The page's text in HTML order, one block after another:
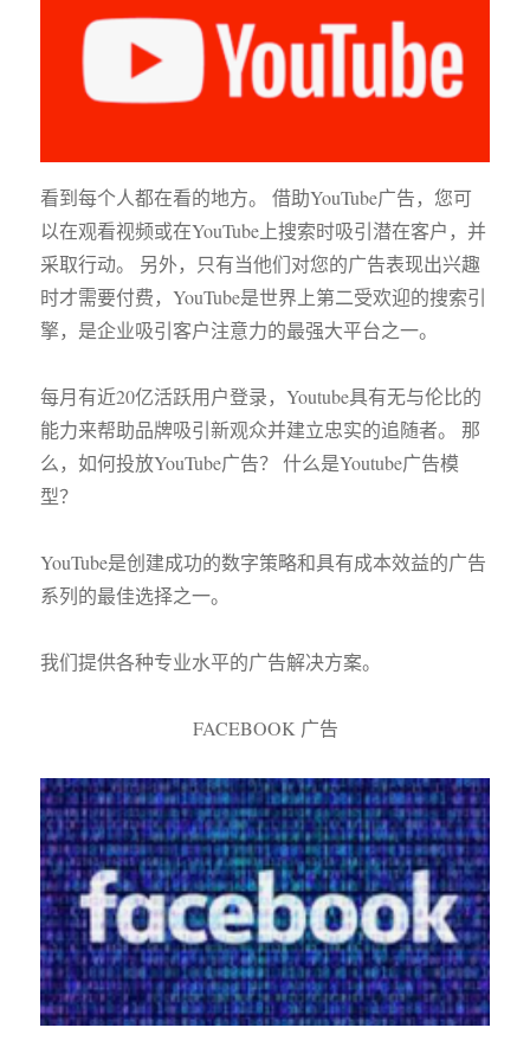
看到每个人都在看的地方。 借助YouTube广告，您可
以在观看视频或在YouTube上搜索时吸引潜在客户，并
采取行动。 另外，只有当他们对您的广告表现出兴趣
时才需要付费，YouTube是世界上第二受欢迎的搜索引
擎，是企业吸引客户注意力的最强大平台之一。
每月有近20亿活跃用户登录，Youtube具有无与伦比的
能力来帮助品牌吸引新观众并建立忠实的追随者。 那
么，如何投放YouTube广告？ 什么是Youtube广告模
型？
YouTube是创建成功的数字策略和具有成本效益的广告
系列的最佳选择之一。
我们提供各种专业水平的广告解决方案。
FACEBOOK 广告